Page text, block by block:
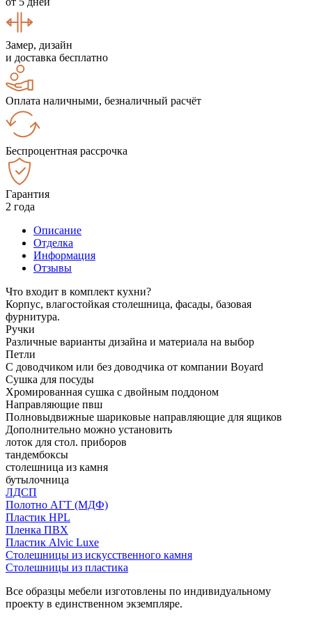
Замер, дизайн
и доставка бесплатно
Оплата наличными, безналичный расчёт
Беспроцентная рассрочка
Гарантия
2 года
Описание
Отделка
Информация
Отзывы
Что входит в комплект кухни?
Корпус, влагостойкая столешница, фасады, базовая
фурнитура.
Ручки
Различные варианты дизайна и материала на выбор
Петли
С доводчиком или без доводчика от компании Boyard
Сушка для посуды
Хромированная сушка с двойным поддоном
Направляющие пвш
Полновыдвижные шариковые направляющие для ящиков
Дополнительно можно установить
лоток для стол. приборов
тандембоксы
столешница из камня
бутылочница
ЛДСП
Полотно АГТ (МДФ)
Пластик HPL
Пленка ПВХ
Пластик Alvic Luxe
Столешницы из искусственного камня
Столешницы из пластика
Все образцы мебели изготовлены по индивидуальному
проекту в единственном экземпляре.